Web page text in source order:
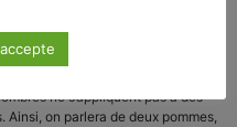
plusieurs objets, particules,
IDENTIQUES. Par convention,
à des objets, des faits, des
ne s’appliquent pas à des
on parlera de deux pommes,